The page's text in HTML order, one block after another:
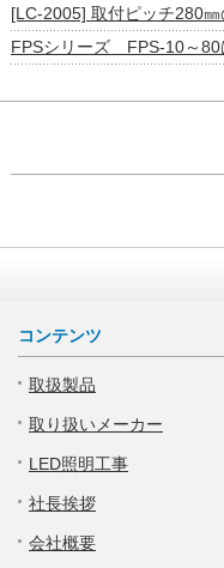
[LC-2005] 取付ピッチ280
FPSシリーズ FPS-10～80
コンテンツ
取扱製品
取り扱いメーカー
LED照明工事
社長挨拶
会社概要